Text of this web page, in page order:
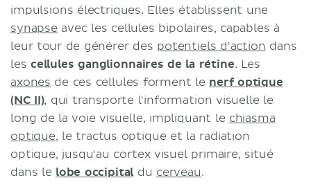
impulsions électriques. Elles établissent une
synapse avec les cellules bipolaires, capables à
leur tour de générer des potentiels d'action dans
les cellules ganglionnaires de la rétine. Les
axones de ces cellules forment le nerf optique
(NC II), qui transporte l'information visuelle le
long de la voie visuelle, impliquant le chiasma
optique, le tractus optique et la radiation
optique, jusqu'au cortex visuel primaire, situé
dans le lobe occipitaldu cerveau.